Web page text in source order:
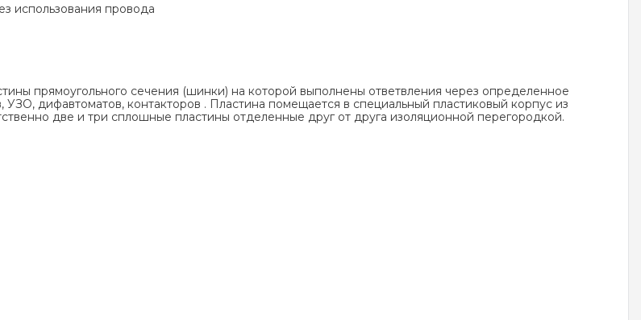
использования провода
прямоугольного сечения (шинки) на которой выполнены ответвления через определенное
дифавтоматов, контакторов . Пластина помещается в специальный пластиковый корпус из
две и три сплошные пластины отделенные друг от друга изоляционной перегородкой.